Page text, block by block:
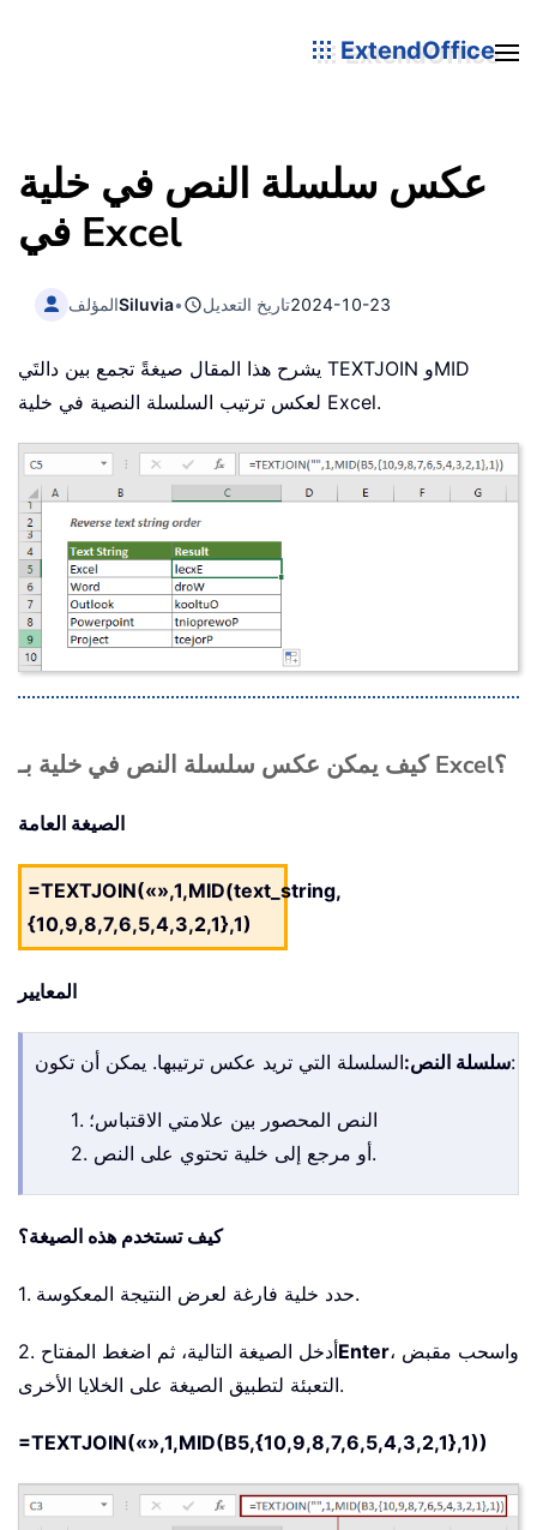
ExtendOffice
عكس سلسلة النص في خلية
في Excel
المؤلفSiluvia• تاريخ التعديل2024-10-23
يشرح هذا المقال صيغةً تجمع بين دالتَي TEXTJOIN وMID
لعكس ترتيب السلسلة النصية في خلية Excel.
كيف يمكن عكس سلسلة النص في خلية بـ Excel؟
الصيغة العامة
=TEXTJOIN(«»,1,MID(text_string,
{10,9,8,7,6,5,4,3,2,1},1)
المعايير
سلسلة النص:السلسلة التي تريد عكس ترتيبها. يمكن أن تكون:
1. النص المحصور بين علامتي الاقتباس؛
2. أو مرجع إلى خلية تحتوي على النص.
كيف تستخدم هذه الصيغة؟
1. حدد خلية فارغة لعرض النتيجة المعكوسة.
2. أدخل الصيغة التالية، ثم اضغط المفتاحEnter، واسحب مقبض
التعبئة لتطبيق الصيغة على الخلايا الأخرى.
=TEXTJOIN(«»,1,MID(B5,{10,9,8,7,6,5,4,3,2,1},1))